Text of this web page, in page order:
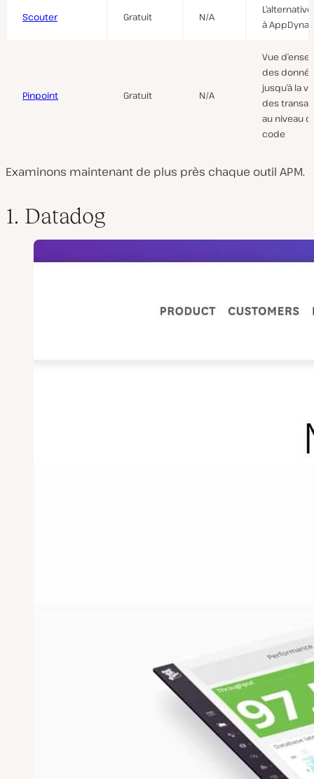
Scouter Gratuit N/A
L’alternative
à
Pinpoint Gratuit N/A
Vue
des
jusqu’à la
des
au niveau
code
Examinons maintenant de plus près chaque outil APM.
1. Datadog